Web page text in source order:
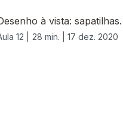
à vista: sapatilhas.
12 | 28 min. | 17 dez. 2020